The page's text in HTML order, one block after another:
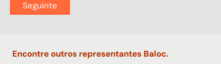
Encontre outros representantes Baloc.